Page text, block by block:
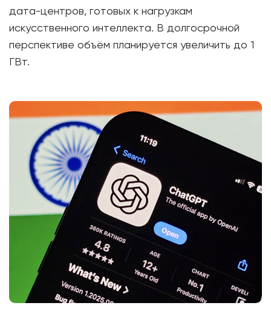
дата-центров, готовых к нагрузкам
искусственного интеллекта. В долгосрочной
перспективе объём планируется увеличить до 1
ГВт.